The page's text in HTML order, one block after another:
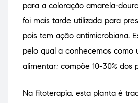
para a coloração amarela-
foi mais tarde utilizada para
pois tem ação antimicrobiana.
pelo qual a conhecemos como
alimentar; compõe 10-30% dos
Na fitoterapia, esta planta é